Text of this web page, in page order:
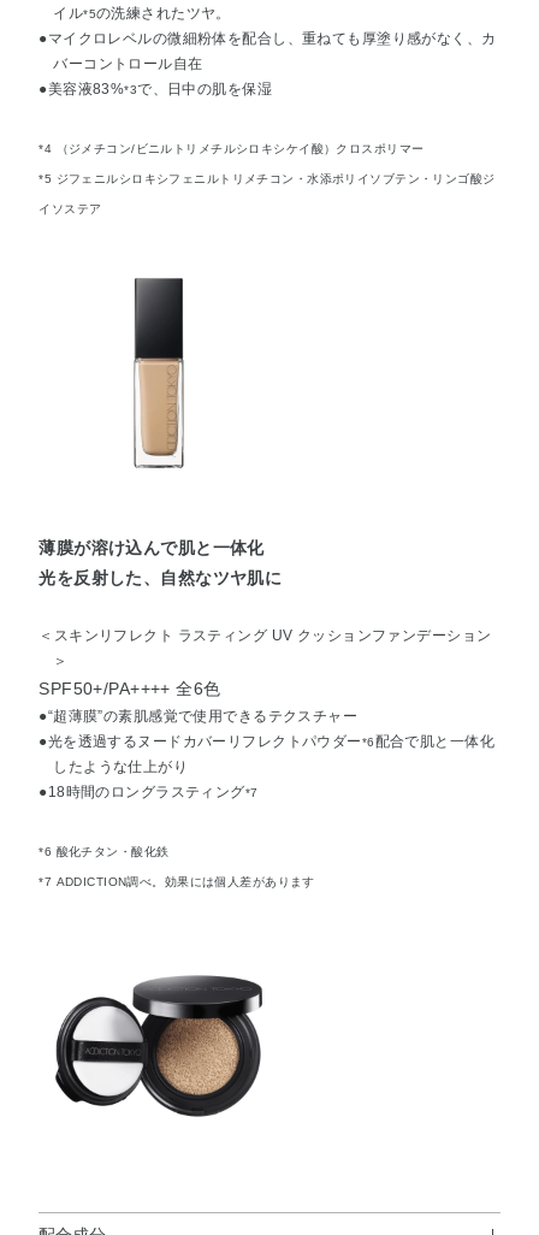
イル*5の洗練されたツヤ。
●マイクロレベルの微細粉体を配合し、重ねても厚塗り感がなく、カ
バーコントロール自在
●美容液83%*3で、日中の肌を保湿
*4 （ジメチコン/ビニルトリメチルシロキシケイ酸）クロスポリマー
*5 ジフェニルシロキシフェニルトリメチコン・水添ポリイソブテン・リンゴ酸ジ
イソステア
薄膜が溶け込んで肌と一体化
光を反射した、自然なツヤ肌に
＜スキンリフレクト ラスティング UV クッションファンデーション
＞
SPF50+/PA++++ 全6色
●“超薄膜”の素肌感覚で使用できるテクスチャー
●光を透過するヌードカバーリフレクトパウダー*6配合で肌と一体化
したような仕上がり
●18時間のロングラスティング*7
*6 酸化チタン・酸化鉄
*7 ADDICTION調べ。効果には個人差があります